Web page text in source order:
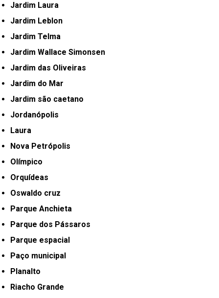
Jardim Laura
Jardim Leblon
Jardim Telma
Jardim Wallace Simonsen
Jardim das Oliveiras
Jardim do Mar
Jardim são caetano
Jordanópolis
Laura
Nova Petrópolis
Olímpico
Orquídeas
Oswaldo cruz
Parque Anchieta
Parque dos Pássaros
Parque espacial
Paço municipal
Planalto
Riacho Grande